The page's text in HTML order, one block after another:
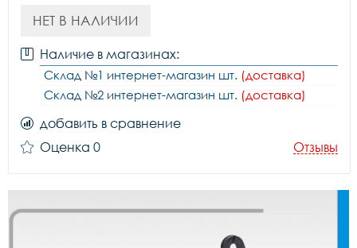
НЕТ В НАЛИЧИИ
Наличие в магазинах:
Склад №1 интернет-магазин шт. (доставка)
Склад №2 интернет-магазин шт. (доставка)
добавить в сравнение
Оценка 0
Отзывы